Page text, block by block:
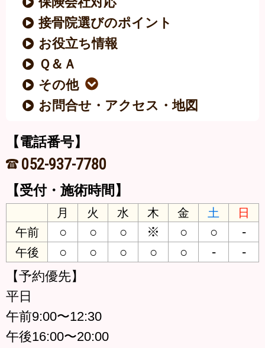
接骨院選びのポイント
お役立ち情報
Ｑ＆Ａ
その他
お問合せ・アクセス・地図
【電話番号】
052-937-7780
【受付・施術時間】
月 火 水 木 金 土
日
午前
○ ○ ○ ※ ○ ○ -
午後 ○ ○ ○ ○ ○ -
-
【予約優先】
平日
午前9:00〜12:30
午後16:00〜20:00